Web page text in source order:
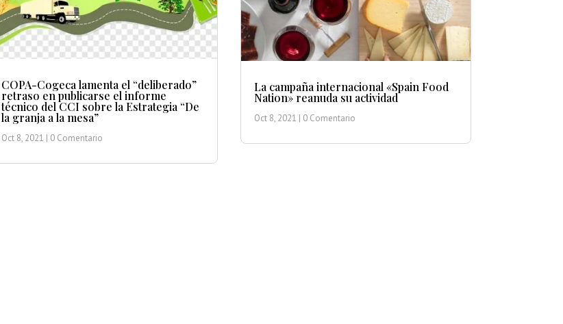
COPA-Cogeca lamenta el “deliberado”
retraso en publicarse el informe
técnico del CCI sobre la Estrategia “De
la granja a la mesa”
Oct 8, 2021 | 0 Comentario
La campaña internacional «Spain Food
Nation» reanuda su actividad
Oct 8, 2021 | 0 Comentario